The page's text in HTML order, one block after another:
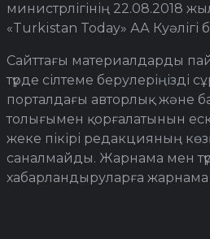
министрлігінің 22.08.2018
«Turkistan Today» АА Куәлігі
Сайттағы материалдарды
түрде сілтеме берулеріңізді
порталдағы авторлық және
толығымен қорғалатынын
жеке пікірі редакцияның
саналмайды. Жарнама мен
хабарландыруларға